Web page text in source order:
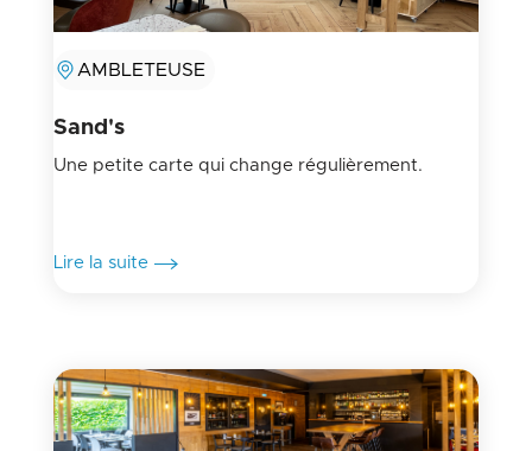
AMBLETEUSE
Sand's
Une petite carte qui change régulièrement.
Lire la suite